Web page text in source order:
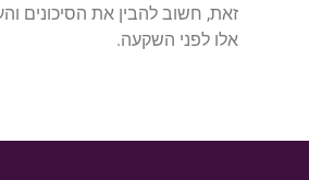
זאת, חשוב להבין את הסיכונים
אלו לפני השקעה.